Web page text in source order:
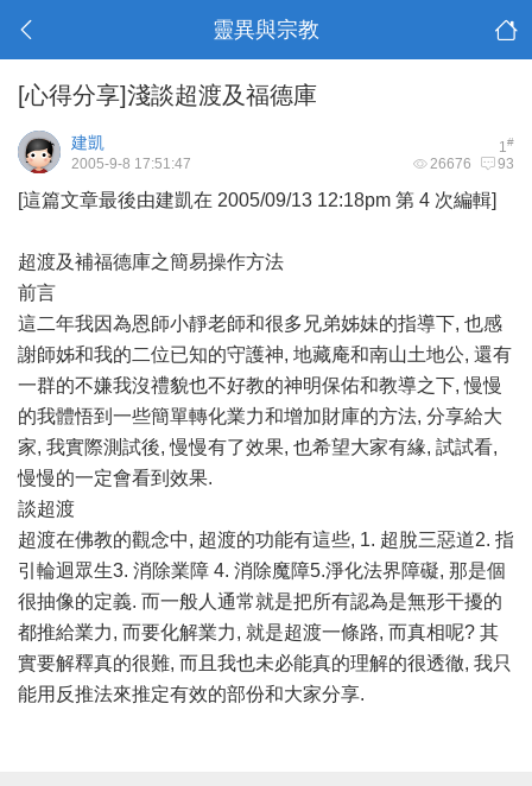
靈異與宗教
[心得分享]淺談超渡及福德庫
1#
建凱
26676 93
2005-9-8 17:51:47
[這篇文章最後由建凱在 2005/09/13 12:18pm 第 4 次編輯]
超渡及補福德庫之簡易操作方法
前言
這二年我因為恩師小靜老師和很多兄弟姊妹的指導下, 也感
謝師姊和我的二位已知的守護神, 地藏庵和南山土地公, 還有
一群的不嫌我沒禮貌也不好教的神明保佑和教導之下, 慢慢
的我體悟到一些簡單轉化業力和增加財庫的方法, 分享給大
家, 我實際測試後, 慢慢有了效果, 也希望大家有緣, 試試看,
慢慢的一定會看到效果.
談超渡
超渡在佛教的觀念中, 超渡的功能有這些, 1. 超脫三惡道2. 指
引輪迴眾生3. 消除業障 4. 消除魔障5.淨化法界障礙, 那是個
很抽像的定義. 而一般人通常就是把所有認為是無形干擾的
都推給業力, 而要化解業力, 就是超渡一條路, 而真相呢? 其
實要解釋真的很難, 而且我也未必能真的理解的很透徹, 我只
能用反推法來推定有效的部份和大家分享.